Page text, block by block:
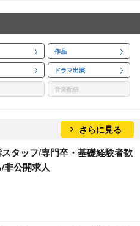
作品
ドラマ出演
音楽配信
さらに見る
タッフ/専門卒・基礎経験者歓
非公開求人